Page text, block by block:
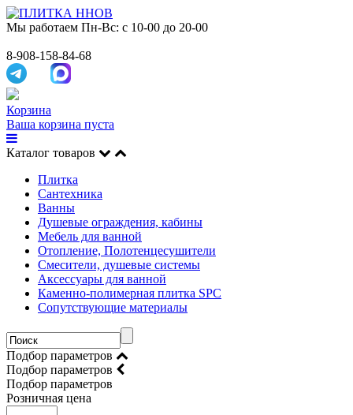
Мы работаем Пн-Вс: с 10-00 до 20-00
8-908-158-84-68
Корзина
Ваша корзина пуста
Каталог товаров
Плитка
Сантехника
Ванны
Душевые ограждения, кабины
Мебель для ванной
Отопление, Полотенцесушители
Смесители, душевые системы
Аксессуары для ванной
Каменно-полимерная плитка SPC
Сопутствующие материалы
Подбор параметров
Подбор параметров
Подбор параметров
Розничная цена